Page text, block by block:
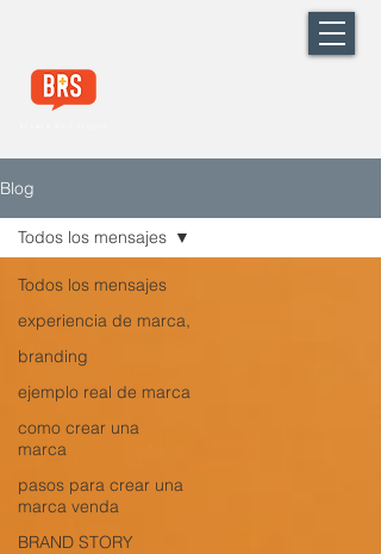
Blog
Todos los mensajes
experiencia de marca,
branding
ejemplo real de marca
como crear una
marca
pasos para crear una
marca venda
BRAND STORY
Todos los mensajes